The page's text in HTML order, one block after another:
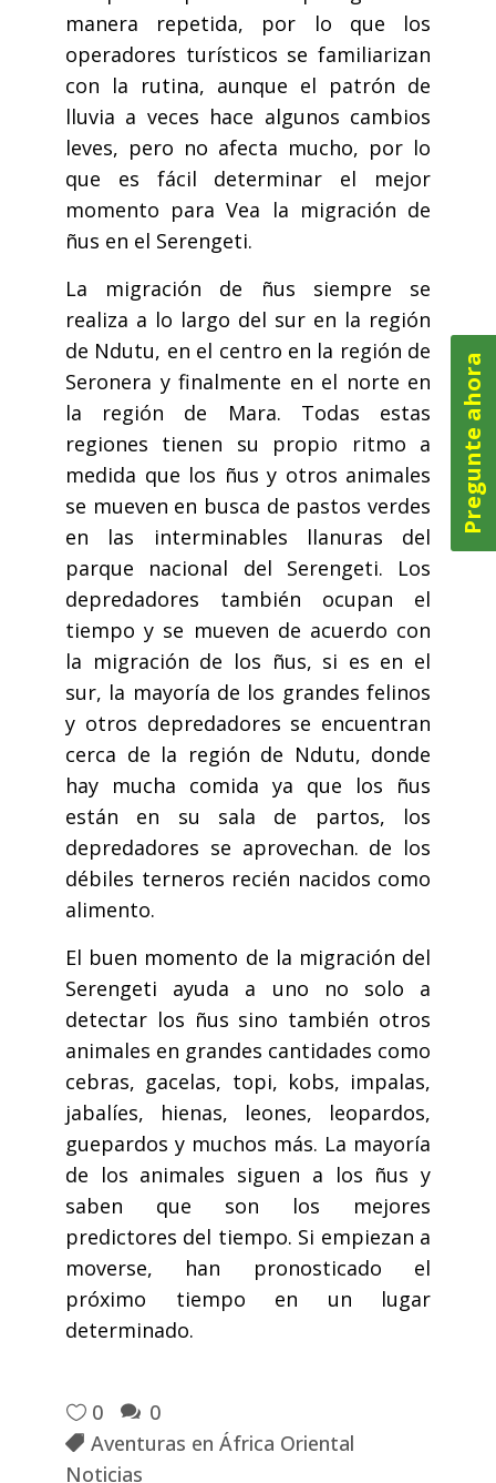
manera repetida, por lo que los
operadores turísticos se familiarizan
con la rutina, aunque el patrón de
lluvia a veces hace algunos cambios
leves, pero no afecta mucho, por lo
que es fácil determinar el mejor
momento para Vea la migración de
ñus en el Serengeti.
La migración de ñus siempre se
realiza a lo largo del sur en la región
de Ndutu, en el centro en la región de
Seronera y finalmente en el norte en
la región de Mara. Todas estas
regiones tienen su propio ritmo a
medida que los ñus y otros animales
se mueven en busca de pastos verdes
en las interminables llanuras del
parque nacional del Serengeti. Los
depredadores también ocupan el
tiempo y se mueven de acuerdo con
la migración de los ñus, si es en el
sur, la mayoría de los grandes felinos
y otros depredadores se encuentran
cerca de la región de Ndutu, donde
hay mucha comida ya que los ñus
están en su sala de partos, los
depredadores se aprovechan. de los
débiles terneros recién nacidos como
alimento.
El buen momento de la migración del
Serengeti ayuda a uno no solo a
detectar los ñus sino también otros
animales en grandes cantidades como
cebras, gacelas, topi, kobs, impalas,
jabalíes, hienas, leones, leopardos,
guepardos y muchos más. La mayoría
de los animales siguen a los ñus y
saben que son los mejores
predictores del tiempo. Si empiezan a
moverse, han pronosticado el
próximo tiempo en un lugar
determinado.
0
0
Aventuras en África Oriental
Noticias
Pregunte ahora